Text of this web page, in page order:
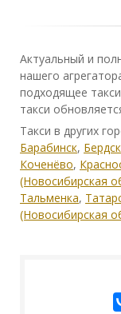
Актуальный и
нашего
подходящее
такси
Такси в других
Барабинск, Бердск
Коченёво,
(Новосибирская
Тальменка,
(Новосибирская